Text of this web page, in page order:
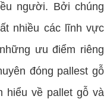
người. Bởi chúng
nhiều các lĩnh vực
ưu điểm riêng
đóng pallest gỗ
hiểu về pallet gỗ và